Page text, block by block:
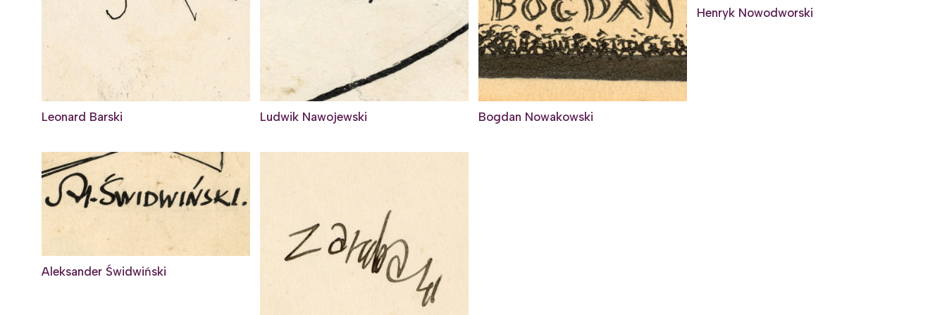
Leonard Barski Ludwik Nawojewski Bogdan Nowakowski
Henryk Nowodworski
Aleksander Świdwiński